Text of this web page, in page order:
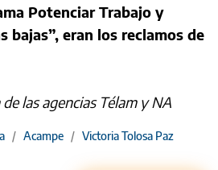
Potenciar Trabajo y
bajas”, eran los reclamos de
las agencias Télam y NA
/ Acampe / Victoria Tolosa Paz